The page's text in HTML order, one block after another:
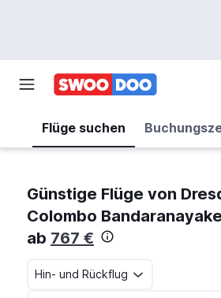
Flüge suchen
Günstige Flüge von
Colombo
ab 767 €
Hin- und Rückflug